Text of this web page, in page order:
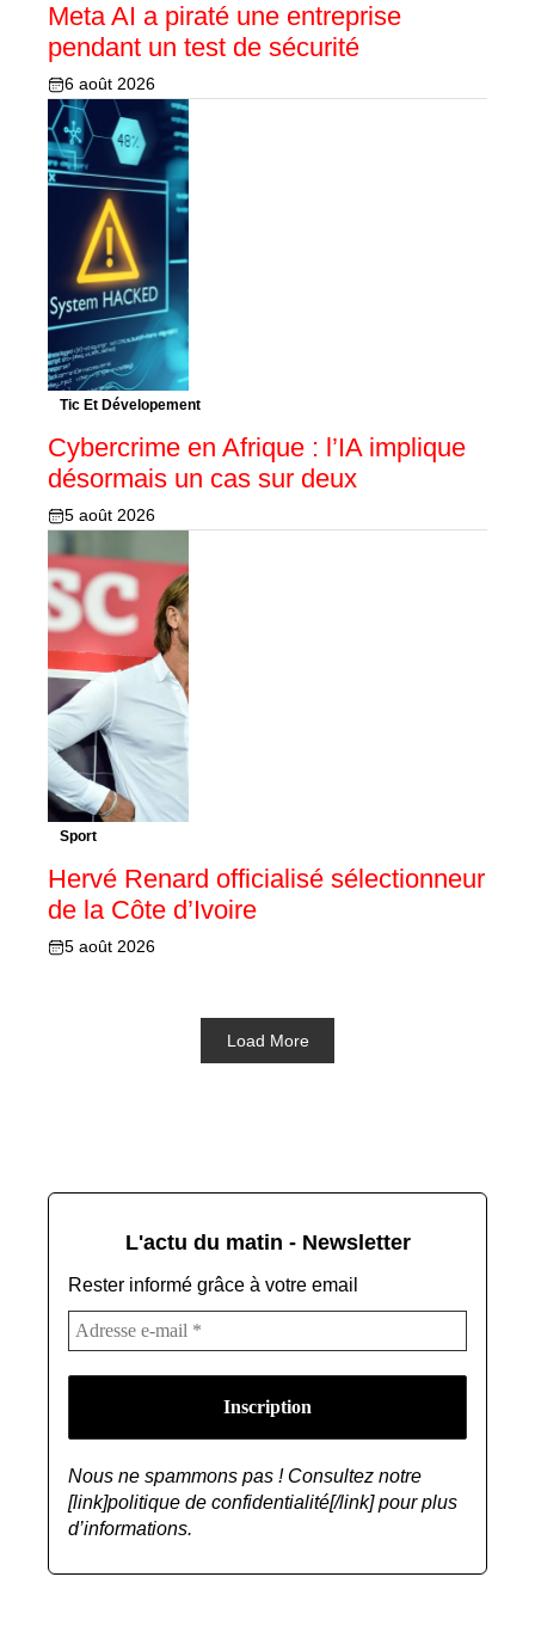
Meta AI a piraté une entreprise
pendant un test de sécurité
6 août 2026
Tic Et Dévelopement
Cybercrime en Afrique : l’IA implique
désormais un cas sur deux
5 août 2026
Sport
Hervé Renard officialisé sélectionneur
de la Côte d’Ivoire
5 août 2026
Load More
L'actu du matin - Newsletter
Rester informé grâce à votre email
Nous ne spammons pas ! Consultez notre
[link]politique de confidentialité[/link] pour plus
d’informations.